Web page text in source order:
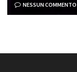
NESSUN COMMENTO